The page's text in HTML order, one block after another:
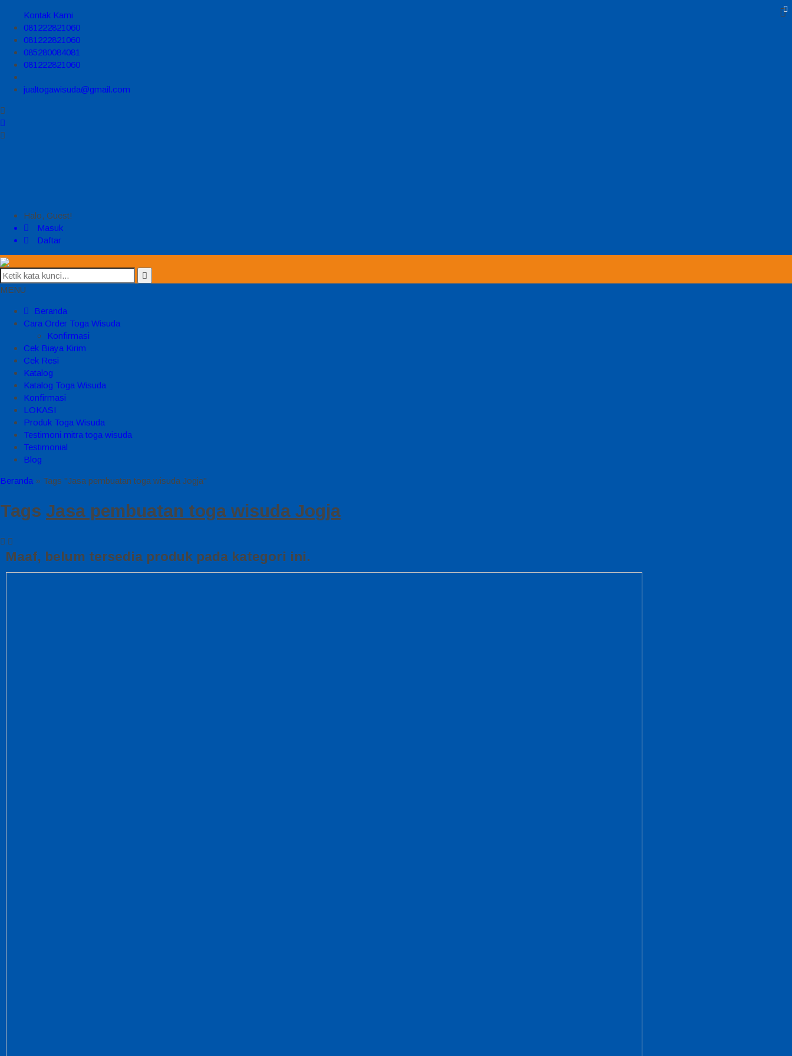
Kontak Kami
081222821060
081222821060
085280084081
081222821060
jualtogawisuda@gmail.com
Halo, Guest!
Masuk
Daftar
MENU
Beranda
Cara Order Toga Wisuda
Konfirmasi
Cek Biaya Kirim
Cek Resi
Katalog
Katalog Toga Wisuda
Konfirmasi
LOKASI
Produk Toga Wisuda
Testimoni mitra toga wisuda
Testimonial
Blog
Beranda » Tags "Jasa pembuatan toga wisuda Jogja"
Tags Jasa pembuatan toga wisuda Jogja
Maaf, belum tersedia produk pada kategori ini.